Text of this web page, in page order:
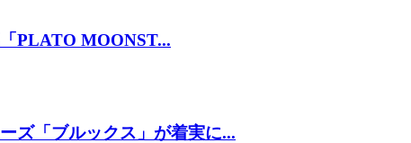
PLATO MOONST...
ズ「ブルックス」が着実に...